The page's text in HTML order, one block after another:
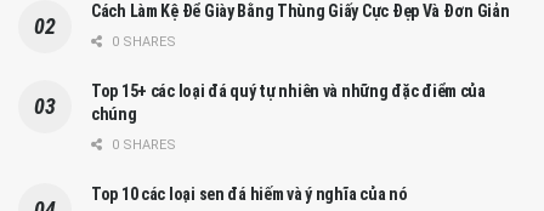
Cách Làm Kệ Để Giày Bằng Thùng Giấy Cực Đẹp Và Đơn Giản
0 SHARES
Top 15+ các loại đá quý tự nhiên và những đặc điểm của
chúng
0 SHARES
Top 10 các loại sen đá hiếm và ý nghĩa của nó